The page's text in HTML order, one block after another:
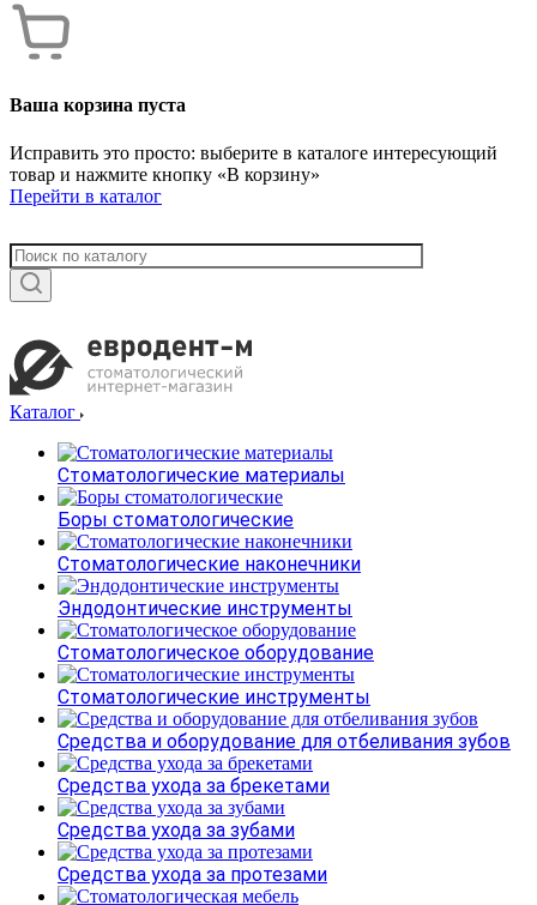
Ваша корзина пуста
Исправить это просто: выберите в каталоге интересующий
товар и нажмите кнопку «В корзину»
Перейти в каталог
Каталог
Стоматологические материалы
Боры стоматологические
Стоматологические наконечники
Эндодонтические инструменты
Стоматологическое оборудование
Стоматологические инструменты
Средства и оборудование для отбеливания зубов
Средства ухода за брекетами
Средства ухода за зубами
Средства ухода за протезами